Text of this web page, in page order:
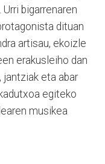
bigarrenaren
dituan
artisau, ekoizle
erakusleiho dan
jantziak eta abar
egiteko
musikea